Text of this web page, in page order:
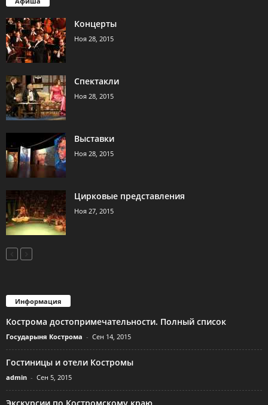
Концерты
Ноя 28, 2015
Спектакли
Ноя 28, 2015
Выставки
Ноя 28, 2015
Цирковые представления
Ноя 27, 2015
Информация
Кострома достопримечательности. Полный список
Государыня Кострома - Сен 14, 2015
Гостиницы и отели Костромы
admin - Сен 5, 2015